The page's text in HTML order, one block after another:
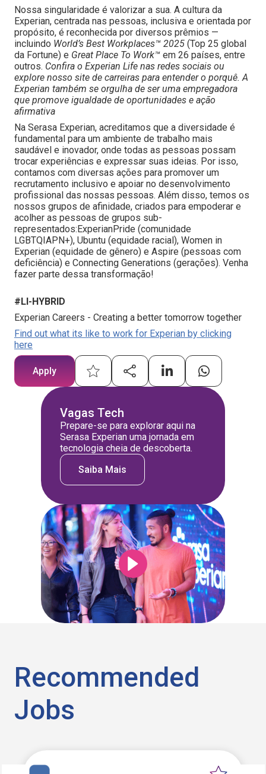
Nossa singularidade é valorizar a sua. A cultura da
Experian, centrada nas pessoas, inclusiva e orientada por
propósito, é reconhecida por diversos prêmios —
incluindo World’s Best Workplaces™ 2025 (Top 25 global
da Fortune) e Great Place To Work™ em 26 países, entre
outros. Confira o Experian Life nas redes sociais ou
explore nosso site de carreiras para entender o porquê. A
Experian também se orgulha de ser uma empregadora
que promove igualdade de oportunidades e ação
afirmativa
Na Serasa Experian, acreditamos que a diversidade é
fundamental para um ambiente de trabalho mais
saudável e inovador, onde todas as pessoas possam
trocar experiências e expressar suas ideias. Por isso,
contamos com diversas ações para promover um
recrutamento inclusivo e apoiar no desenvolvimento
profissional das nossas pessoas. Além disso, temos os
nossos grupos de afinidade, criados para empoderar e
acolher as pessoas de grupos sub-
representados:ExperianPride (comunidade
LGBTQIAPN+), Ubuntu (equidade racial), Women in
Experian (equidade de gênero) e Aspire (pessoas com
deficiência) e Connecting Generations (gerações). Venha
fazer parte dessa transformação!
#LI-HYBRID
Experian Careers - Creating a better tomorrow together
Find out what its like to work for Experian by clicking
here
Apply
Vagas Tech
Prepare-se para explorar aqui na
Serasa Experian uma jornada em
tecnologia cheia de descoberta.
Saiba Mais
Recommended
Jobs